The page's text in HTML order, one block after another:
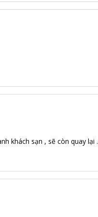
khách sạn , sẽ còn quay lại .